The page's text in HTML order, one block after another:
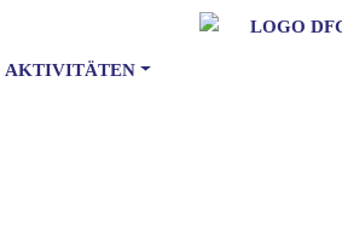
AKTIVITÄTEN